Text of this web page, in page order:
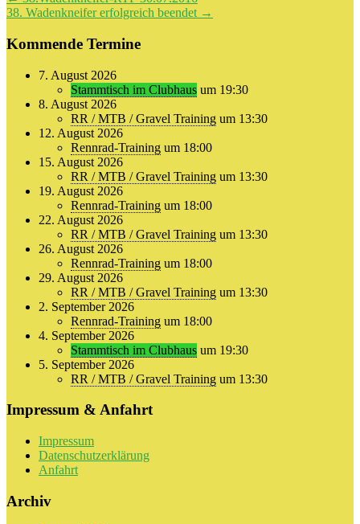
38. Wadenkneifer erfolgreich beendet →
Kommende Termine
7. August 2026
Stammtisch im Clubhaus um 19:30
8. August 2026
RR / MTB / Gravel Training um 13:30
12. August 2026
Rennrad-Training um 18:00
15. August 2026
RR / MTB / Gravel Training um 13:30
19. August 2026
Rennrad-Training um 18:00
22. August 2026
RR / MTB / Gravel Training um 13:30
26. August 2026
Rennrad-Training um 18:00
29. August 2026
RR / MTB / Gravel Training um 13:30
2. September 2026
Rennrad-Training um 18:00
4. September 2026
Stammtisch im Clubhaus um 19:30
5. September 2026
RR / MTB / Gravel Training um 13:30
Impressum & Anfahrt
Impressum
Datenschutzerklärung
Anfahrt
Archiv